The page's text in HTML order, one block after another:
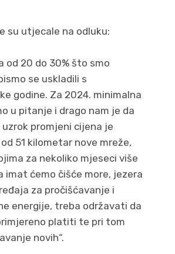
su utjecale na odluku:
od 20 do 30% što smo
se uskladili s
godine. Za 2024. minimalna
u pitanje i drago nam je da
promjeni cijena je
51 kilometar nove mreže,
za nekoliko mjeseci više
imat ćemo čišće more, jezera
za pročišćavanje i
energije, treba održavati da
platiti te pri tom
novih“.